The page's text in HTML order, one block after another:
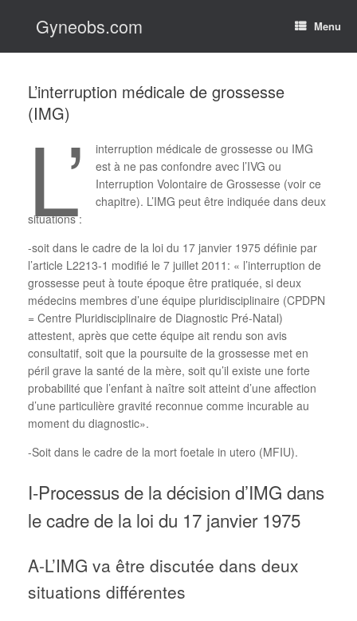
Gyneobs.com Menu
L’interruption médicale de grossesse
(IMG)
L’
interruption médicale de grossesse ou IMG
est à ne pas confondre avec l’IVG ou
Interruption Volontaire de Grossesse (voir ce
chapitre). L’IMG peut être indiquée dans deux
situations :
-soit dans le cadre de la loi du 17 janvier 1975 définie par
l’article L2213-1 modifié le 7 juillet 2011: « l’interruption de
grossesse peut à toute époque être pratiquée, si deux
médecins membres d’une équipe pluridisciplinaire (CPDPN
= Centre Pluridisciplinaire de Diagnostic Pré-Natal)
attestent, après que cette équipe ait rendu son avis
consultatif, soit que la poursuite de la grossesse met en
péril grave la santé de la mère, soit qu’il existe une forte
probabilité que l’enfant à naître soit atteint d’une affection
d’une particulière gravité reconnue comme incurable au
moment du diagnostic».
-Soit dans le cadre de la mort foetale in utero (MFIU).
I-Processus de la décision d’IMG dans
le cadre de la loi du 17 janvier 1975
A-L’IMG va être discutée dans deux
situations différentes